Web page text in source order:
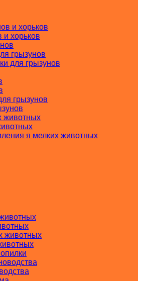
и хорьков
грызунов
для грызунов
грызунов
я мелких животных
животных